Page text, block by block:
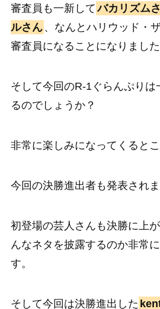
審査員も一新してバカリズム
ルさん 、なんとハリウッド・
審査員になることになりました
そして今回のR-1ぐらんぷりは
るのでしょうか？
非常に楽しみになってくると
今回の決勝進出者も発表されま
初登場の芸人さんも決勝に上
んなネタを披露するのか非常
す。
そして今回は決勝進出した